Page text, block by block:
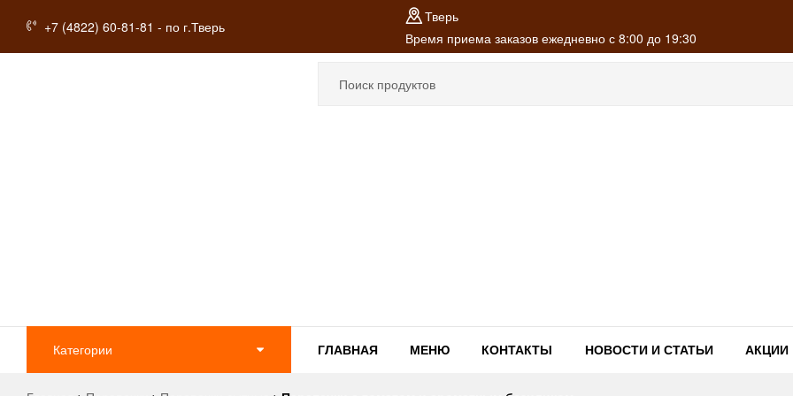
+7 (4822) 60-81-81 - по г.Тверь
Тверь
Время приема заказов ежедневно с 8:00 до 19:30
Перепечки
из
Категории ГЛАВНАЯ МЕНЮ КОНТАКТЫ НОВОСТИ И СТАТЬИ АКЦИИ